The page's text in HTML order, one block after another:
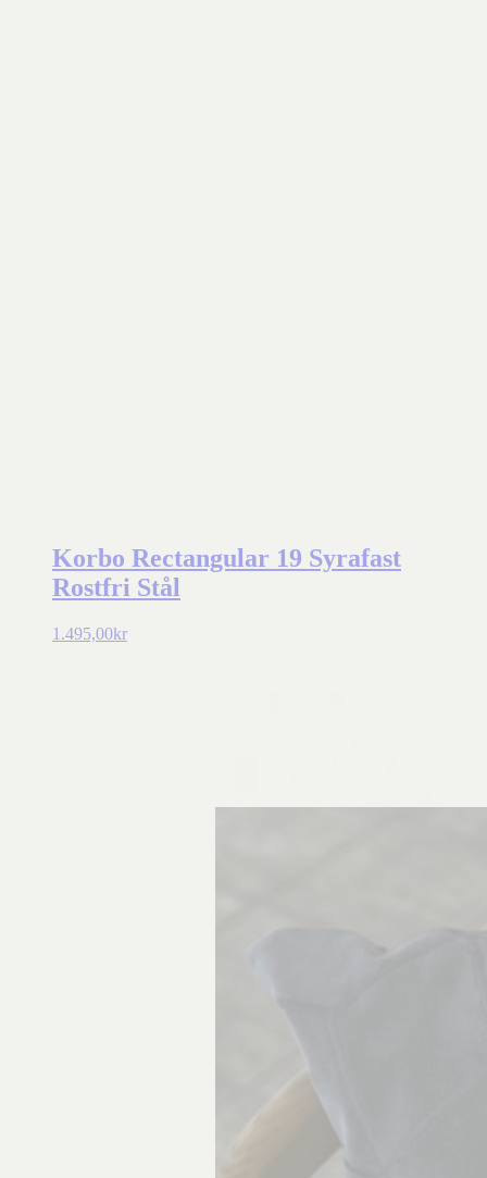
Korbo Rectangular 19 Syrafast
Rostfri Stål
1.495,00kr